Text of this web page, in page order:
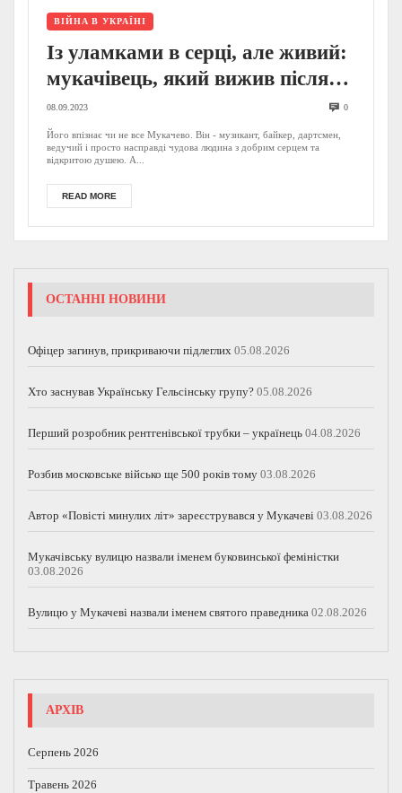
ВІЙНА В УКРАЇНІ
Із уламками в серці, але живий:
мукачівець, який вижив після
важкого поранення у Соледарі,
розповів свою історію (ВІДЕО)
08.09.2023 0
Його впізнає чи не все Мукачево. Він - музикант, байкер, дартсмен,
ведучий і просто насправді чудова людина з добрим серцем та
відкритою душею. А...
READ MORE
ОСТАННІ НОВИНИ
Офіцер загинув, прикриваючи підлеглих 05.08.2026
Хто заснував Українську Гельсінську групу? 05.08.2026
Перший розробник рентгенівської трубки – українець 04.08.2026
Розбив московське військо ще 500 років тому 03.08.2026
Автор «Повісті минулих літ» зареєструвався у Мукачеві 03.08.2026
Мукачівську вулицю назвали іменем буковинської феміністки
03.08.2026
Вулицю у Мукачеві назвали іменем святого праведника 02.08.2026
АРХІВ
Серпень 2026
Травень 2026